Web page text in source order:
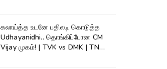
கலாய்த்த உடனே பதிலடி கொடுத்த
Udhayanidhi.. தொங்கிப்போன CM
Vijay முகம்! | TVK vs DMK | TN